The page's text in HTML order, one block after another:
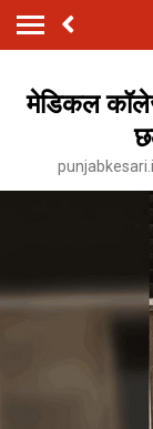
मेडिकल